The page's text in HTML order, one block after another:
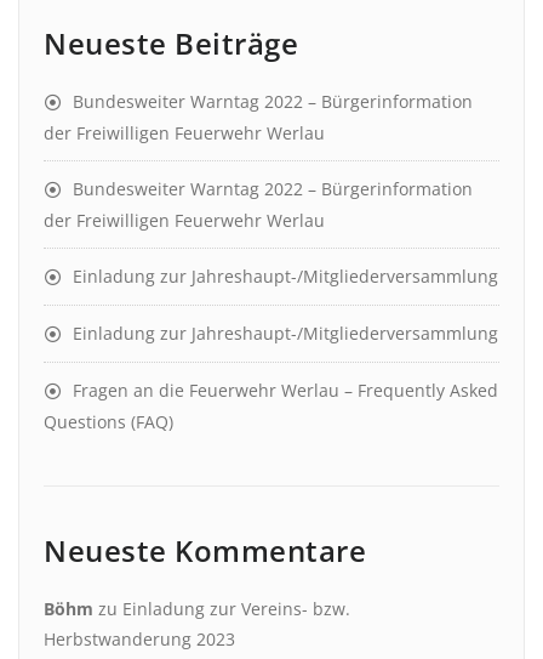
Neueste Beiträge
Bundesweiter Warntag 2022 – Bürgerinformation
der Freiwilligen Feuerwehr Werlau
Bundesweiter Warntag 2022 – Bürgerinformation
der Freiwilligen Feuerwehr Werlau
Einladung zur Jahreshaupt-/Mitgliederversammlung
Einladung zur Jahreshaupt-/Mitgliederversammlung
Fragen an die Feuerwehr Werlau – Frequently Asked
Questions (FAQ)
Neueste Kommentare
Böhm zu Einladung zur Vereins- bzw.
Herbstwanderung 2023